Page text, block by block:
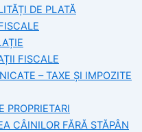
DE PLATĂ
FISCALE
– TAXE ȘI IMPOZITE
PROPRIETARI
CÂINILOR FĂRĂ STĂPÂN